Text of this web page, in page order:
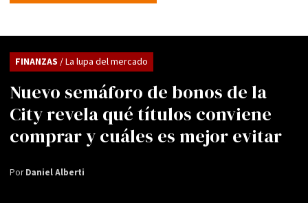
Nuevo semáforo de bonos de la
City revela qué títulos conviene
comprar y cuáles es mejor evitar
FINANZAS / La lupa del mercado
PorDaniel Alberti